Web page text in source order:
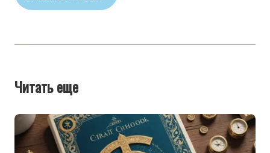
Читать еще